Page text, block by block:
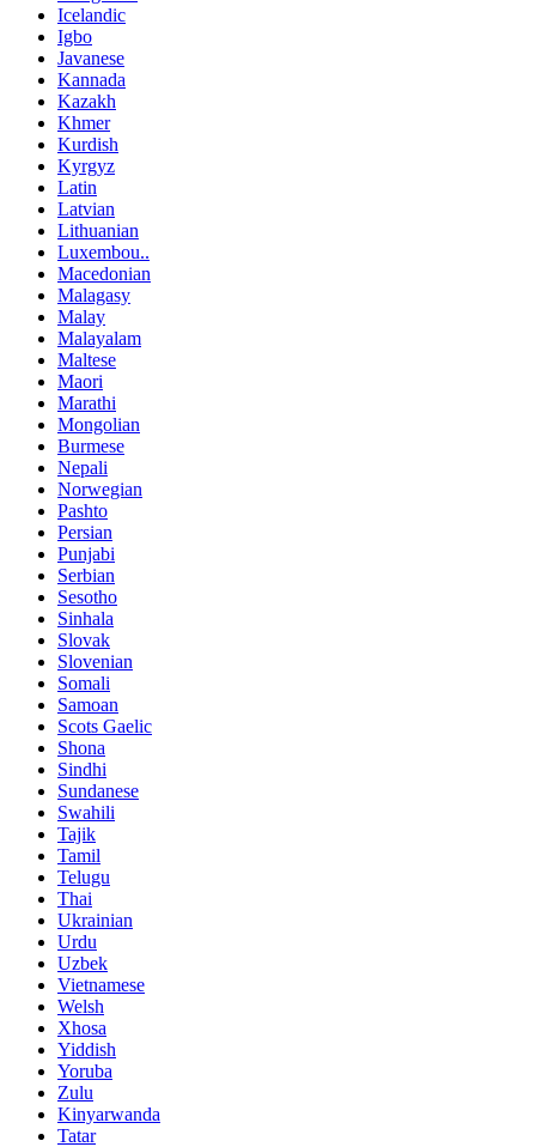
Icelandic
Igbo
Javanese
Kannada
Kazakh
Khmer
Kurdish
Kyrgyz
Latin
Latvian
Lithuanian
Luxembou..
Macedonian
Malagasy
Malay
Malayalam
Maltese
Maori
Marathi
Mongolian
Burmese
Nepali
Norwegian
Pashto
Persian
Punjabi
Serbian
Sesotho
Sinhala
Slovak
Slovenian
Somali
Samoan
Scots Gaelic
Shona
Sindhi
Sundanese
Swahili
Tajik
Tamil
Telugu
Thai
Ukrainian
Urdu
Uzbek
Vietnamese
Welsh
Xhosa
Yiddish
Yoruba
Zulu
Kinyarwanda
Tatar